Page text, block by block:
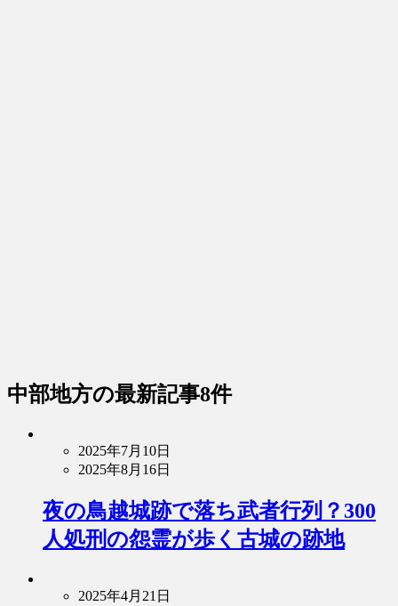
中部地方の最新記事8件
2025年7月10日
2025年8月16日
夜の鳥越城跡で落ち武者行列？300
人処刑の怨霊が歩く古城の跡地
2025年4月21日